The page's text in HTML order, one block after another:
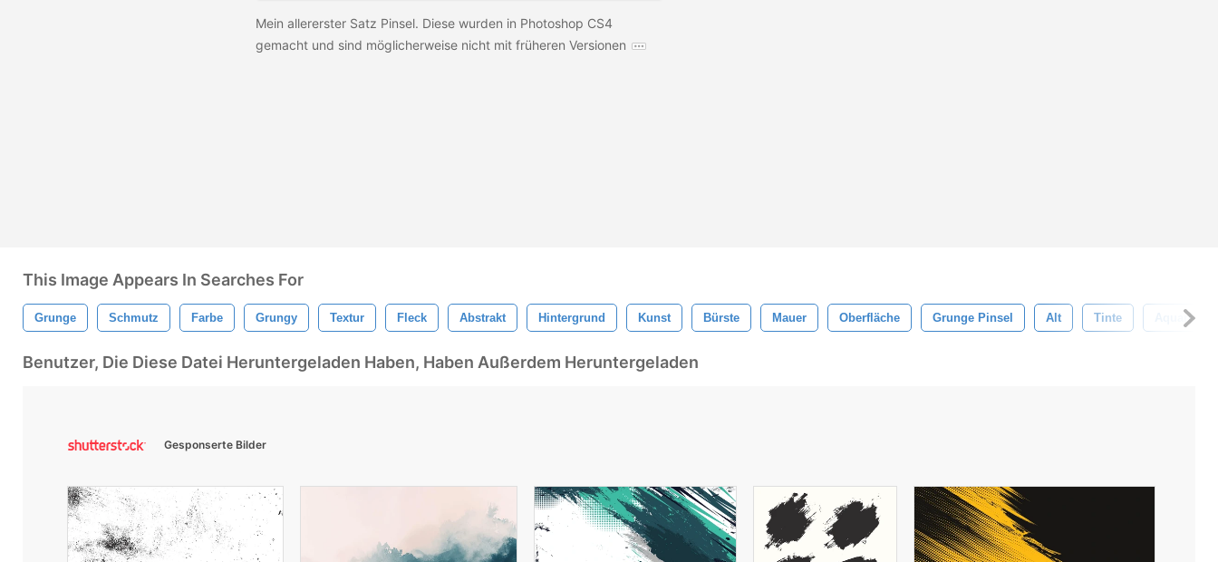
Mein allererster Satz Pinsel. Diese wurden in Photoshop CS4
gemacht und sind möglicherweise nicht mit früheren Versionen
This Image Appears In Searches For
Grunge Schmutz Farbe Grungy Textur Fleck Abstrakt Hintergrund Kunst Bürste Mauer Oberfläche Grunge Pinsel Alt Tinte Aquarell
Benutzer, Die Diese Datei Heruntergeladen Haben, Haben Außerdem Heruntergeladen
Gesponserte Bilder